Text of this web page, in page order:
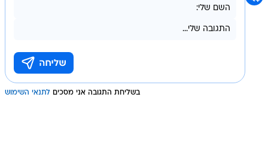
בשליחת התגובה אני מסכים לתנאי השימוש